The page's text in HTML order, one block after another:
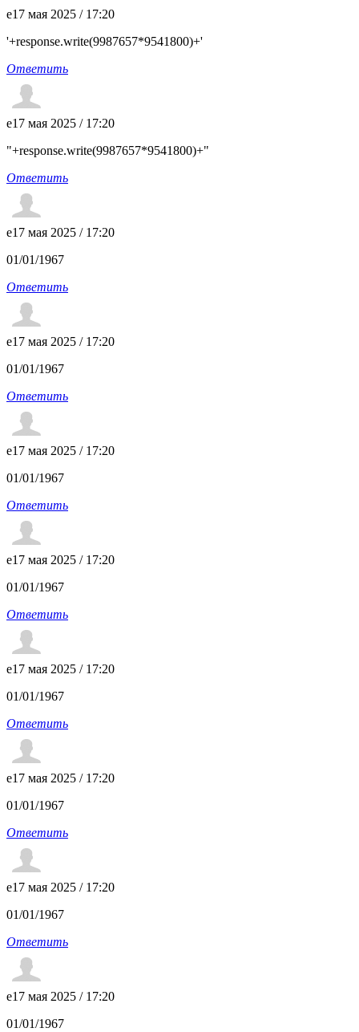
e17 мая 2025 / 17:20
'+response.write(9987657*9541800)+'
Ответить
e17 мая 2025 / 17:20
"+response.write(9987657*9541800)+"
Ответить
e17 мая 2025 / 17:20
01/01/1967
Ответить
e17 мая 2025 / 17:20
01/01/1967
Ответить
e17 мая 2025 / 17:20
01/01/1967
Ответить
e17 мая 2025 / 17:20
01/01/1967
Ответить
e17 мая 2025 / 17:20
01/01/1967
Ответить
e17 мая 2025 / 17:20
01/01/1967
Ответить
e17 мая 2025 / 17:20
01/01/1967
Ответить
e17 мая 2025 / 17:20
01/01/1967